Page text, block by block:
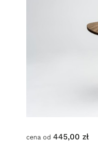
cena od 445,00 zł